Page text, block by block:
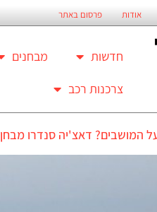
אודות פרסום באתר
חדשות מבחנים
צרכנות רכב
על המושבים? דאצ'יה סנדרו מבחן